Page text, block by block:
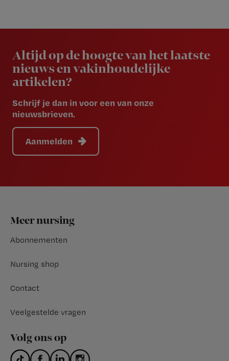
Altijd op de hoogte van het laatste
nieuws en vakinhoudelijke
artikelen?
Schrijf je dan in voor een van onze
nieuwsbrieven.
Aanmelden
Footer
Meer nursing
Abonnementen
Nursing shop
Contact
Veelgestelde vragen
Volg ons op